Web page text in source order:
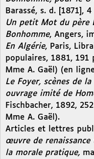
Barassé, s. d. [1871], 4
Un petit Mot du père
Bonhomme, Angers,
En Algérie, Paris,
populaires, 1881, 191
Mme A. Gaël) (en
Le Foyer, scènes de
ouvrage imité de
Fischbacher, 1892,
Mme A. Gaël).
Articles et lettres
œuvre de
la morale pratique,